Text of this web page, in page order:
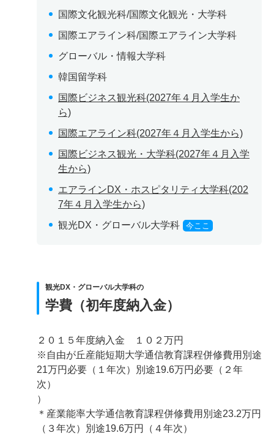
国際文化観光科/国際文化観光・大学科
国際エアライン科/国際エアライン大学科
グローバル・情報大学科
韓国留学科
国際ビジネス観光科(2027年４月入学生か
ら)
国際エアライン科(2027年４月入学生から)
国際ビジネス観光・大学科(2027年４月入学
生から)
エアラインDX・ホスピタリティ大学科(202
7年４月入学生から)
観光DX・グローバル大学科
今ここ
観光DX・グローバル大学科の
学費（初年度納入金）
２０１５年度納入金 １０２万円
※自由が丘産能短期大学通信教育課程併修費用別途
21万円必要（１年次）別途19.6万円必要（２年
次）
）
＊産業能率大学通信教育課程併修費用別途23.2万円
（３年次）別途19.6万円（４年次）